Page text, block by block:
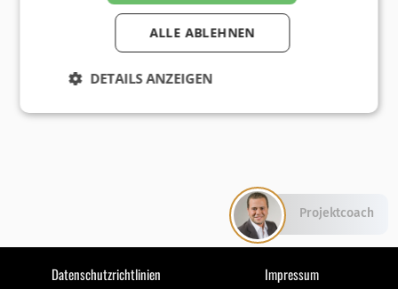
Datenschutzrichtlinien Impressum
ALLE ABLEHNEN
DETAILS ANZEIGEN
Projektcoach